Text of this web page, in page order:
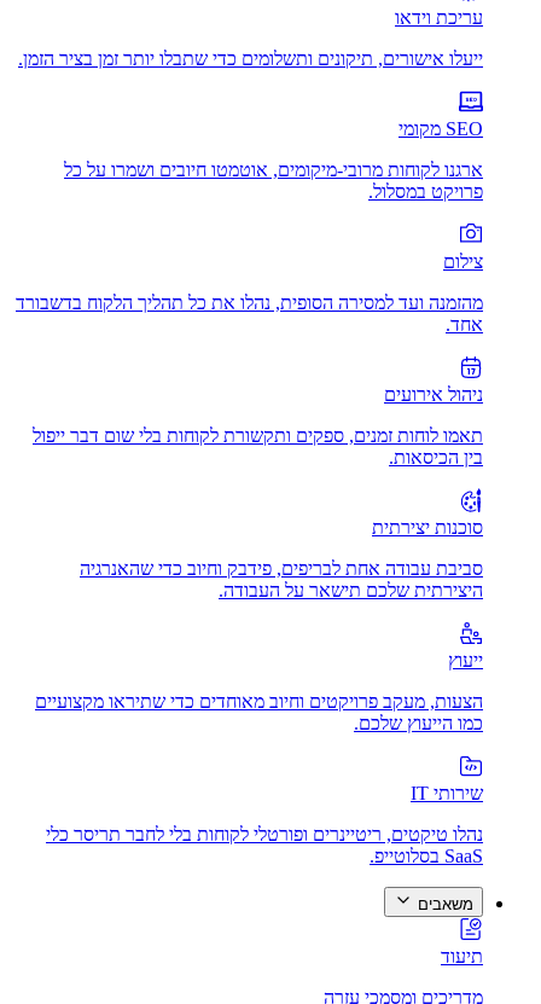
עריכת וידאו
ייעלו אישורים, תיקונים ותשלומים כדי שתבלו יותר זמן בציר הזמן.
SEO מקומי
ארגנו לקוחות מרובי-מיקומים, אוטמטו חיובים ושמרו על כל
פרויקט במסלול.
צילום
מהזמנה ועד למסירה הסופית, נהלו את כל תהליך הלקוח בדשבורד
אחד.
ניהול אירועים
תאמו לוחות זמנים, ספקים ותקשורת לקוחות בלי שום דבר ייפול
בין הכיסאות.
סוכנות יצירתית
סביבת עבודה אחת לבריפים, פידבק וחיוב כדי שהאנרגיה
היצירתית שלכם תישאר על העבודה.
ייעוץ
הצעות, מעקב פרויקטים וחיוב מאוחדים כדי שתיראו מקצועיים
כמו הייעוץ שלכם.
שירותי IT
נהלו טיקטים, ריטיינרים ופורטלי לקוחות בלי לחבר תריסר כלי
SaaS בסלוטייפ.
משאבים
תיעוד
מדריכים ומסמכי עזרה